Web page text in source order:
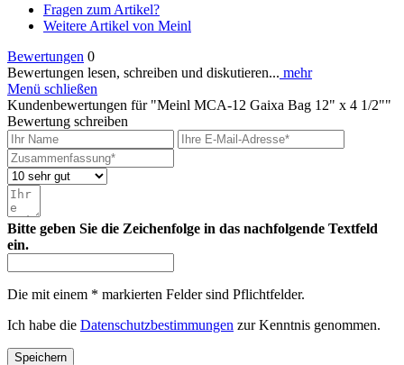
Fragen zum Artikel?
Weitere Artikel von Meinl
Bewertungen 0
Bewertungen lesen, schreiben und diskutieren... mehr
Menü schließen
Kundenbewertungen für "Meinl MCA-12 Gaixa Bag 12" x 4 1/2""
Bewertung schreiben
Bitte geben Sie die Zeichenfolge in das nachfolgende Textfeld
ein.
Die mit einem * markierten Felder sind Pflichtfelder.
Ich habe die Datenschutzbestimmungen zur Kenntnis genommen.
Speichern